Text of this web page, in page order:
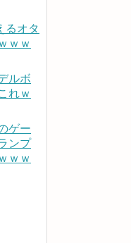
るオタ
ｗｗ
ルボ
れｗ
ゲー
ンプ
ｗｗ